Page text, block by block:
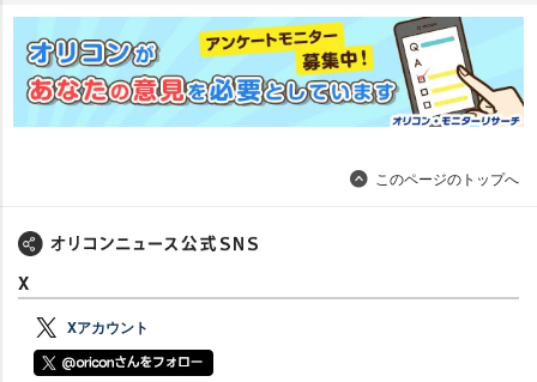
このページのトップへ
X
Xアカウント